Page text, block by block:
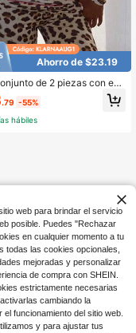
Ahorro de $23.19
de 2 piezas con est
de leopardo para primaver
ropa urbana informal pa
moda Y2K, conjunto de top
capucha y cremallera de
.79 -55%
hábiles
web para brindar el servicio
posible. Puedes "Rechazar
en cualquier momento a tu
todas las cookies opcionales,
mejoradas y personalizar
de compra con SHEIN.
estrictamente necesarias
cambiando la
funcionamiento del sitio web.
y para ajustar tus